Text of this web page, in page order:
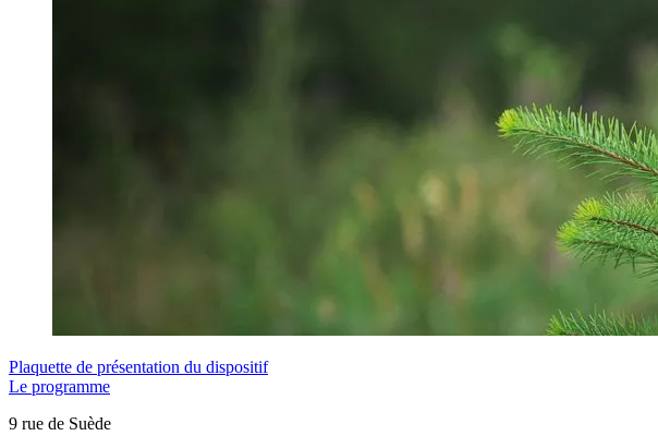
Plaquette de présentation du dispositif
Le programme
9 rue de Suède